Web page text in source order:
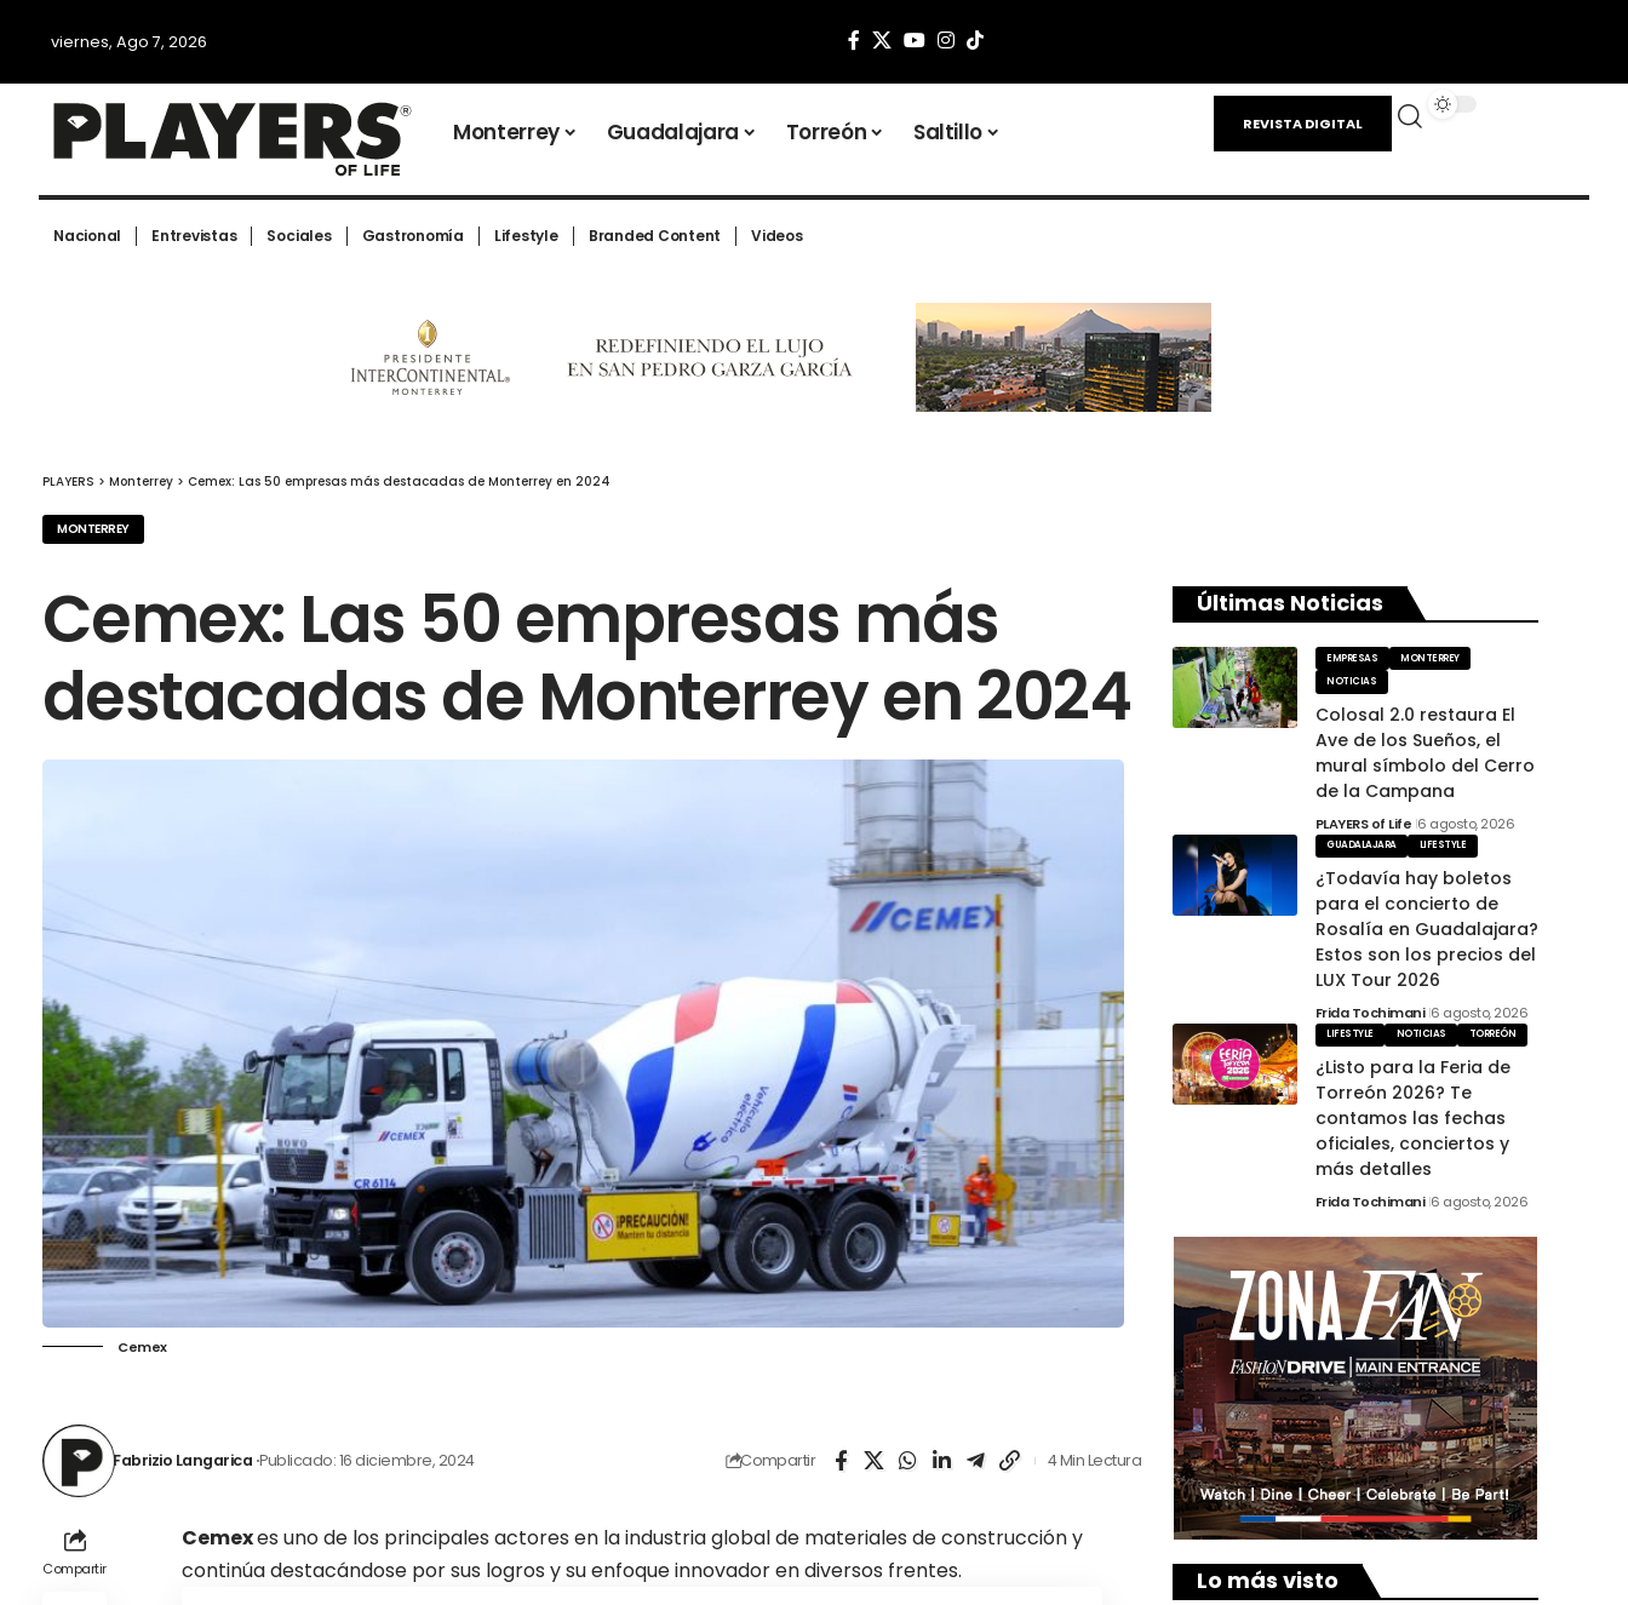
viernes, Ago 7, 2026
Monterrey Guadalajara Torreón Saltillo REVISTA DIGITAL
Nacional Entrevistas Sociales Gastronomía Lifestyle Branded Content Videos
PLAYERS > Monterrey > Cemex: Las 50 empresas más destacadas de Monterrey en 2024
MONTERREY
Cemex: Las 50 empresas más
destacadas de Monterrey en 2024
Cemex
Fabrizio Langarica Publicado: 16 diciembre, 2024 Compartir 4 Min Lectura
Compartir
Cemexes uno de los principales actores en la industria global de materiales de construcción y
continúa destacándose por sus logros y su enfoque innovador en diversos frentes.
Últimas Noticias
EMPRESAS
MONTERREY
NOTICIAS
Colosal 2.0 restaura El
Ave de los Sueños, el
mural símbolo del Cerro
de la Campana
PLAYERS of Life 6 agosto, 2026
GUADALAJARA LIFESTYLE
¿Todavía hay boletos
para el concierto de
Rosalía en Guadalajara?
Estos son los precios del
LUX Tour 2026
Frida Tochimani 6 agosto, 2026
LIFESTYLE NOTICIAS TORREÓN
¿Listo para la Feria de
Torreón 2026? Te
contamos las fechas
oficiales, conciertos y
más detalles
Frida Tochimani 6 agosto, 2026
Lo más visto